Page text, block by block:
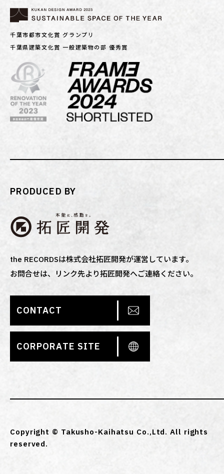
千葉市都市文化賞 グランプリ
千葉県建築文化賞 一般建築物の部 優秀賞
PRODUCED BY
the RECORDSは株式会社拓匠開発が運営しています。
お問合せは、リンク先より拓匠開発へご連絡ください。
CONTACT
CORPORATE SITE
Copyright © Takusho-Kaihatsu Co.,Ltd. All rights
reserved.